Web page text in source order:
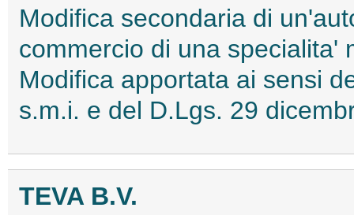
Modifica secondaria di
commercio di una specialita'
Modifica apportata ai sensi
s.m.i. e del D.Lgs. 29
TEVA B.V.